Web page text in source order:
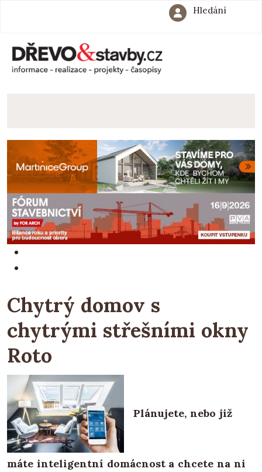
Hledání
Chytrý domov s
chytrými střešními okny
Roto
Plánujete, nebo již
máte inteligentní domácnost a chcete na ni